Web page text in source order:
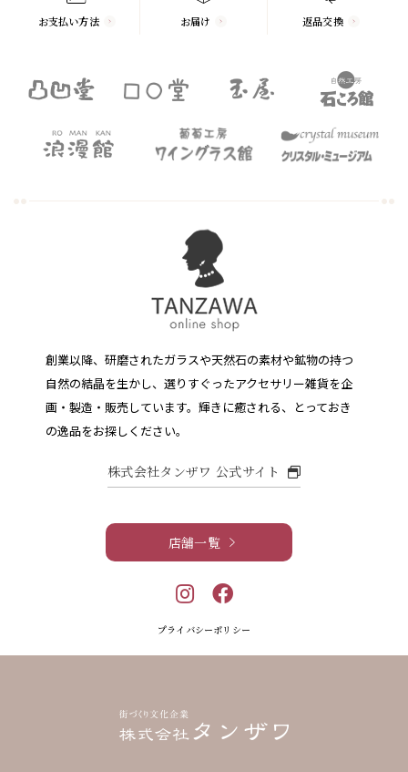
お支払い方法 お届け 返品交換
創業以降、研磨されたガラスや天然石の素材や鉱物の持つ
自然の結晶を生かし、選りすぐったアクセサリー雑貨を企
画・製造・販売しています。 輝きに癒される、とっておき
の逸品をお探しください。
株式会社タンザワ 公式サイト
店舗一覧
プライバシーポリシー